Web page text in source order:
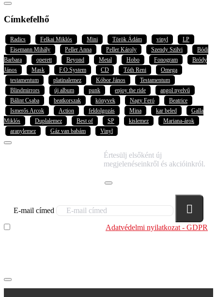
Címkefelhő
Radics Felkai Miklós Mini Török Ádám vinyl
LP
Eisemann Mihály
Peller Anna Peller Károly Szendy Szilvi
Bódi
Barbara
operett Beyond Metal Hobo Fonogram
Bródy
János
Mask F.O.System CD Tóth Reni
Omega
testamentum
platinalemez Kóbor János
Testamentum
Blindmirrors
új album punk enjoy the ride
angol nyelvű
Bálint Csaba
beatkorszak könyvek Nagy Feró
Beatrice
Ismerős Arcok
Action feldolgozás Mina kar beled
Galla
Miklós
Duplalemez Best of SP kislemez
Mariana-árok
aranylemez
Gáz van babám Vinyl
Értesülj elsőként új
megjelenéseinkről és akcióinkról.
E-mail címed
Adatvédelmi nyilatkozat - GDPR